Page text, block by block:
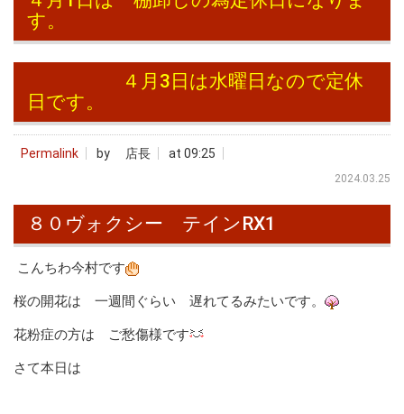
す。
４月3日は水曜日なので定休
日です。
Permalink by 店長 at 09:25
2024.03.25
８０ヴォクシー テインRX1
こんちわ今村です
桜の開花は 一週間ぐらい 遅れてるみたいです。
花粉症の方は ご愁傷様です
さて本日は